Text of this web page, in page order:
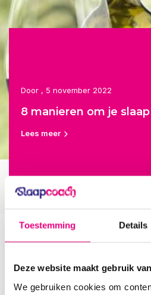
Toestemming Details
Deze website maakt gebruik
We gebruiken cookies om
Door , 5 november 2022
8 manieren om je
Lees meer